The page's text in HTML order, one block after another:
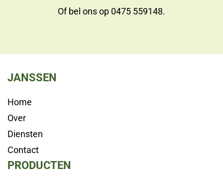
Of bel ons op 0475 559148.
JANSSEN
Home
Over
Diensten
Contact
PRODUCTEN